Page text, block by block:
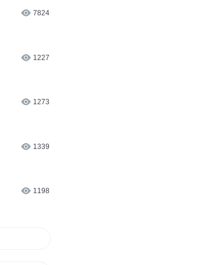
7824
1227
1273
1339
1198